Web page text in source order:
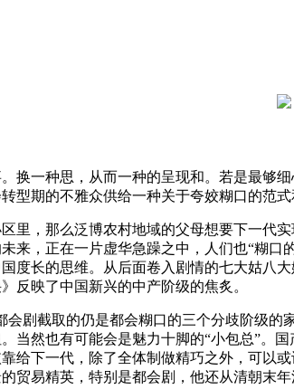
一种思，从而一种的呈现和。若是最够
型期的不雅众供给一种关于夸姣糊口的范式
，那么泛博农村地域的父母想要下一代
来，正在一片虚华急躁之中，人们也“糊
度长的思维。从后面卷入剧情的七大姑八
反映了中国新兴的中产阶级的焦炙。
截取的仍是都会糊口的三个分歧阶级的
当然也有可能会是魅力十脚的“小包总”。
给下一代，除了全体制做精巧之外，可以
贸易精英，特别是都会剧，他还从清朝末